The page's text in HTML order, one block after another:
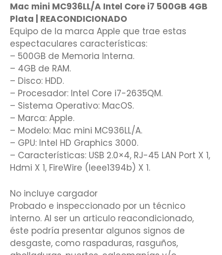
Mac mini MC936LL/A Intel Core i7 500GB 4GB
Plata | REACONDICIONADO
Equipo de la marca Apple que trae estas
espectaculares características:
– 500GB de Memoria Interna.
– 4GB de RAM.
– Disco: HDD.
– Procesador: Intel Core i7-2635QM.
– Sistema Operativo: MacOS.
– Marca: Apple.
– Modelo: Mac mini MC936LL/A.
– GPU: Intel HD Graphics 3000.
– Características: USB 2.0×4, RJ-45 LAN Port X 1,
Hdmi X 1, FireWire (Ieee1394b) X 1.
No incluye cargador
Probado e inspeccionado por un técnico
interno. Al ser un articulo reacondicionado,
éste podría presentar algunos signos de
desgaste, como raspaduras, rasguños,